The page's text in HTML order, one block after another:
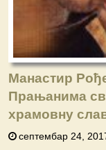
Манастир
Прањанима
храмовну
септембар 24,